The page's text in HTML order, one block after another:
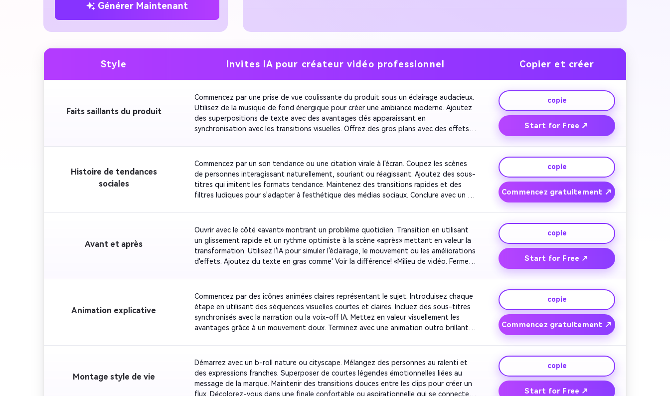
Générer Maintenant
Style Invites IA pour créateur vidéo professionnel Copier et créer
Faits saillants du produit
Commencez par une prise de vue coulissante du produit sous un éclairage audacieux.
Utilisez de la musique de fond énergique pour créer une ambiance moderne. Ajoutez
des superpositions de texte avec des avantages clés apparaissant en
synchronisation avec les transitions visuelles. Offrez des gros plans avec des effets
le rythme serré pour maintenir l'intérêt du spectateur et terminez avec un appel
visuel à l'action fort.
copie
Start for Free ↗
Histoire de tendances
sociales
Commencez par un son tendance ou une citation virale à l'écran. Coupez les scènes
de personnes interagissant naturellement, souriant ou réagissant. Ajoutez des sous-
titres qui imitent les formats tendance. Maintenez des transitions rapides et des
filtres ludiques pour s'adapter à l'esthétique des médias sociaux. Conclure avec un
émotionnel et très partageable pour susciter l'engagement.
copie
Commencez gratuitement ↗
Avant et après
Ouvrir avec le côté «avant» montrant un problème quotidien. Transition en utilisant
un glissement rapide et un rythme optimiste à la scène «après» mettant en valeur la
transformation. Utilisez l'IA pour simuler l'éclairage, le mouvement ou les améliorations
d'effets. Ajoutez du texte en gras comme' Voir la différence! «Milieu de vidéo. Fermer
copie
Start for Free ↗
Animation explicative
Commencez par des icônes animées claires représentant le sujet. Introduisez chaque
étape en utilisant des séquences visuelles courtes et claires. Incluez des sous-titres
synchronisés avec la narration ou la voix-off IA. Mettez en valeur visuellement les
avantages grâce à un mouvement doux. Terminez avec une animation outro brillante
usage éducatif ou d'entreprise.
copie
Commencez gratuitement ↗
Montage style de vie
Démarrez avec un b-roll nature ou cityscape. Mélangez des personnes au ralenti et
des expressions franches. Superposer de courtes légendes émotionnelles liées au
message de la marque. Maintenir des transitions douces entre les clips pour créer un
flux. Décolorez-vous dans une finale confortable ou aspirationnelle qui se connecte
copie
Start for Free ↗